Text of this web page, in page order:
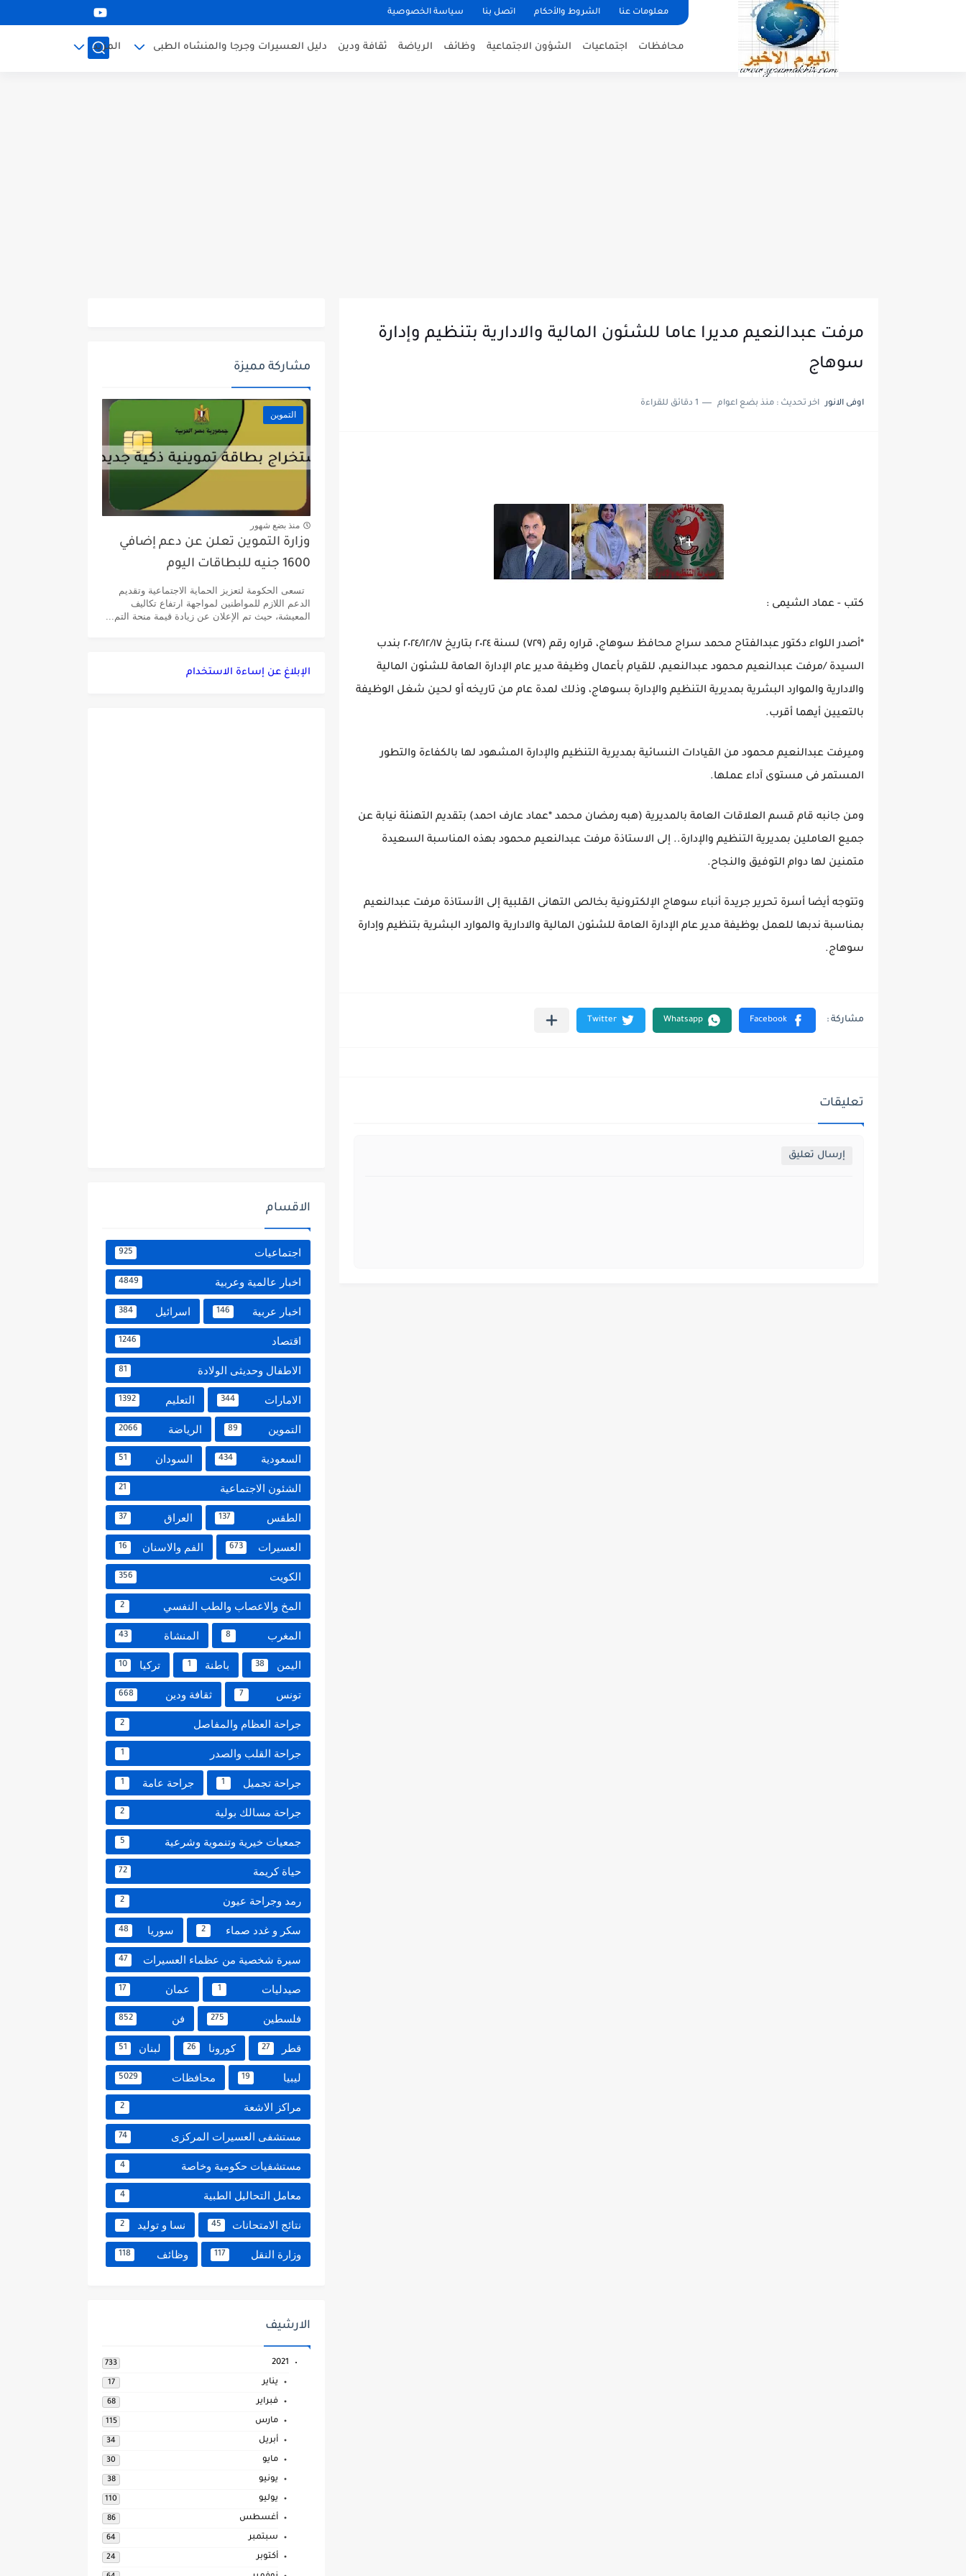
معلومات عنا الشروط والأحكام اتصل بنا سياسة الخصوصية
محافظات اجتماعيات الشؤون الاجتماعية وظائف الرياضة ثقافة ودين دليل العسيرات وجرجا والمنشاه الطبى المزيد
مرفت عبدالنعيم مديرا عاما للشئون المالية والادارية بتنظيم وإدارة
سوهاج
اوفى الانور اخر تحديث : منذ بضع اعوام 1 دقائق للقراءة
كتب - عماد الشيمى :
*أصدر اللواء دكتور عبدالفتاح محمد سراج محافظ سوهاج، قراره رقم (٧٢٩) لسنة ٢٠٢٤ بتاريخ ٢٠٢٤/١٢/١٧ بندب
السيدة /مرفت عبدالنعيم محمود عبدالنعيم، للقيام بأعمال وظيفة مدير عام الإدارة العامة للشئون المالية
والادارية والموارد البشرية بمديرية التنظيم والإدارة بسوهاج، وذلك لمدة عام من تاريخه أو لحين شغل الوظيفة
بالتعيين أيهما أقرب.
وميرفت عبدالنعيم محمود من القيادات النسائية بمديرية التنظيم والإدارة المشهود لها بالكفاءة والتطور
المستمر فى مستوى آداء عملها.
ومن جانبه قام قسم العلاقات العامة بالمديرية (هبه رمضان محمد *عماد عارف احمد) بتقديم التهنئة نيابة عن
جميع العاملين بمديرية التنظيم والإدارة.. إلى الاستاذة مرفت عبدالنعيم محمود بهذه المناسبة السعيدة
متمنين لها دوام التوفيق والنجاح.
وتتوجه أيضا أسرة تحرير جريدة أنباء سوهاج الإلكترونية بخالص التهانى القلبية إلى الأستاذة مرفت عبدالنعيم
بمناسبة ندبها للعمل بوظيفة مدير عام الإدارة العامة للشئون المالية والادارية والموارد البشرية بتنظيم وإدارة
سوهاج.
تعليقات
إرسال تعليق
مشاركة مميزة
التموين
منذ بضع شهور
وزارة التموين تعلن عن دعم إضافي
1600 جنيه للبطاقات اليوم
تسعى الحكومة لتعزيز الحماية الاجتماعية وتقديم
الدعم اللازم للمواطنين لمواجهة ارتفاع تكاليف
المعيشة، حيث تم الإعلان عن زيادة قيمة منحة التم...
الإبلاغ عن إساءة الاستخدام
الاقسام
اجتماعيات 925
اخبار عالمية وعربية 4849
اخبار عربية 146 اسرائيل 384
اقتصاد 1246
الاطفال وحديثى الولادة 81
الامارات 344 التعليم 1392
التموين 89 الرياضة 2066
السعودية 434 السودان 51
الشئون الاجتماعية 21
الطقس 137 العراق 37
العسيرات 673 الفم والاسنان 16
الكويت 356
المخ والاعصاب والطب النفسي 2
المغرب 8 المنشاة 43
اليمن 38 باطنة 1 تركيا 10
تونس 7 ثقافة ودين 668
جراحة العظام والمفاصل 2
جراحة القلب والصدر 1
جراحة تجميل 1 جراحة عامة 1
جراحة مسالك بولية 2
جمعيات خيرية وتنموية وشرعية 5
حياة كريمة 72
رمد وجراحة عيون 2
سكر و غدد صماء 2 سوريا 48
سيرة شخصية من عظماء العسيرات 47
صيدليات 1 عمان 17
فلسطين 275 فن 852
قطر 27 كورونا 26 لبنان 51
ليبيا 19 محافظات 5029
مراكز الاشعة 2
مستشفى العسيرات المركزى 74
مستشفيات حكومية وخاصة 4
معامل التحاليل الطبية 4
نتائج الامتحانات 45 نسا و توليد 2
وزارة النقل 117 وظائف 118
الارشيف
2021
733
يناير 17
فبراير 68
مارس 115
أبريل 34
مايو 30
يونيو 38
يوليو 110
أغسطس 86
سبتمبر 64
أكتوبر 24